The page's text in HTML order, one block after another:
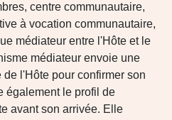
centre communautaire,
à vocation communautaire,
médiateur entre l'Hôte et le
médiateur envoie une
l'Hôte pour confirmer son
également le profil de
avant son arrivée. Elle